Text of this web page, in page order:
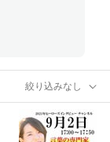
絞り込みなし